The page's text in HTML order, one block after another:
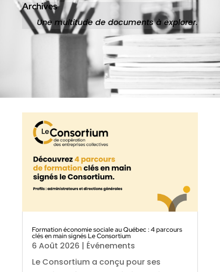
Archives
Une multitude de documents à explorer.
Formation économie sociale au Québec : 4 parcours
clés en main signés Le Consortium
6 Août 2026 | Événements
Le Consortium a conçu pour ses